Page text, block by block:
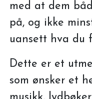
med at dem
på, og ikke
uansett hva du
Dette er et
som ønsker et